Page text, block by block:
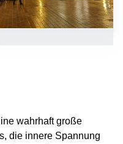
wahrhaft große
die innere Spannung